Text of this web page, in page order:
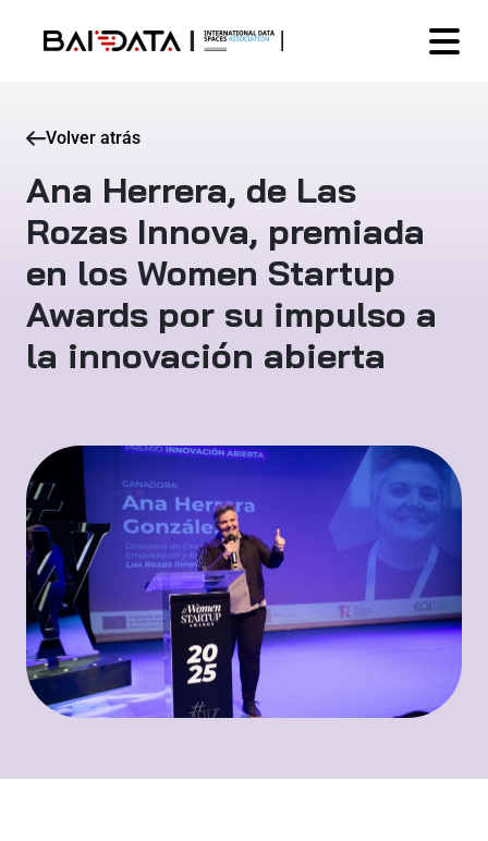
Volver atrás
Ana Herrera, de Las
Rozas Innova, premiada
en los Women Startup
Awards por su impulso a
la innovación abierta